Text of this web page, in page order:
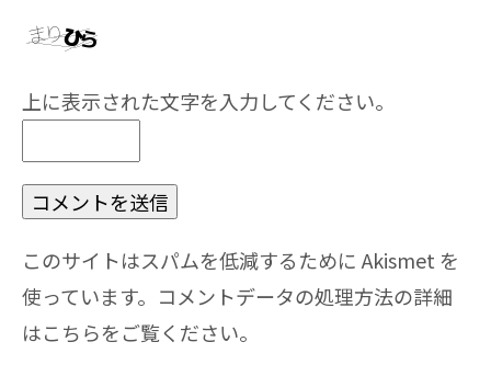
上に表示された文字を入力してください。
このサイトはスパムを低減するために Akismet を
使っています。 コメントデータの処理方法の詳細
はこちらをご覧ください。